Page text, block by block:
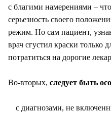
с благими намерениями –
серьезность своего
режим. Но сам пациент,
врач сгустил краски только
потратиться на дорогие
Во-вторых, следует быть
с диагнозами, не